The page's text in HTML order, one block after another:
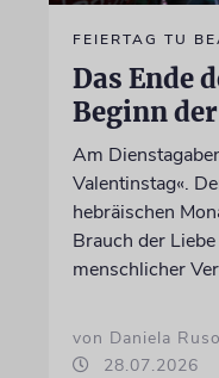
FEIERTAG TU
Das Ende
Beginn
Am
Valentinstag«.
hebräischen
Brauch der
menschlicher
von Daniela
28.07.2026